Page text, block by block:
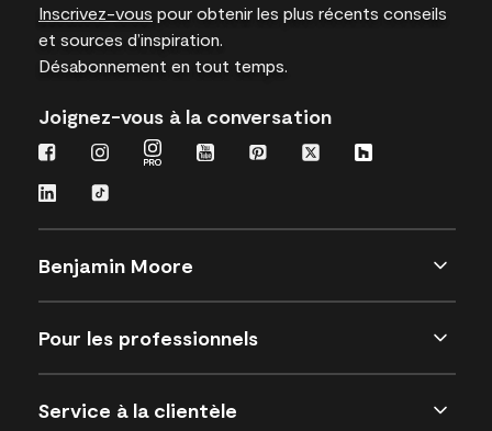
Inscrivez-vous pour obtenir les plus récents conseils
et sources d’inspiration.
Désabonnement en tout temps.
Joignez-vous à la conversation
Benjamin Moore
Pour les professionnels
Service à la clientèle